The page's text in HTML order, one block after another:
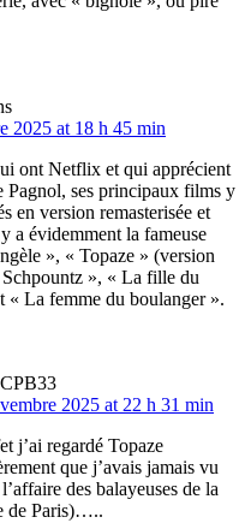
2025 at 18 h 45 min
ont Netflix et qui apprécient
Pagnol, ses principaux films y
en version remasterisée et
a évidemment la fameuse
», « Topaze » (version
», « La fille du
« La femme du boulanger ».
CPB33
2025 at 22 h 31 min
j’ai regardé Topaze
que j’avais jamais vu
des balayeuses de la
de Paris)…..